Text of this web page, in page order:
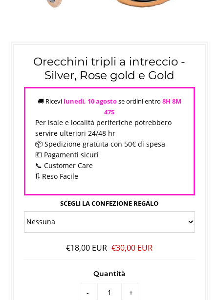
Orecchini tripli a intreccio -
Silver, Rose gold e Gold
🚚 Ricevi lunedì, 10 agostose ordini entro 8H 8M
46S
Per isole e località periferiche potrebbero
servire ulteriori 24/48 hr
📦 Spedizione gratuita con 50€ di spesa
💶 Pagamenti sicuri
📞 Customer Care
🔃 Reso Facile
SCEGLI LA CONFEZIONE REGALO
€18,00 EUR €30,00 EUR
Quantità
- +